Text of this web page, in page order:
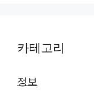
카테고리
정보